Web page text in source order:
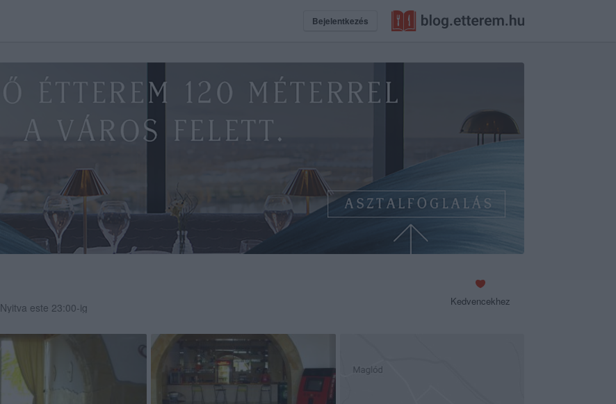
Bejelentkezés
Nyitva este 23:00-ig Kedvencekhez